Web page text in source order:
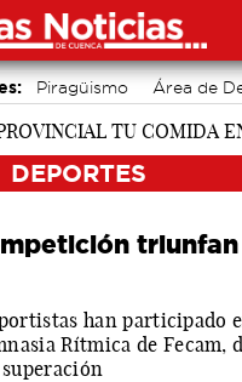
Piragüismo
Área de
DEPORTES
triunfan
han participado
Rítmica de Fecam,